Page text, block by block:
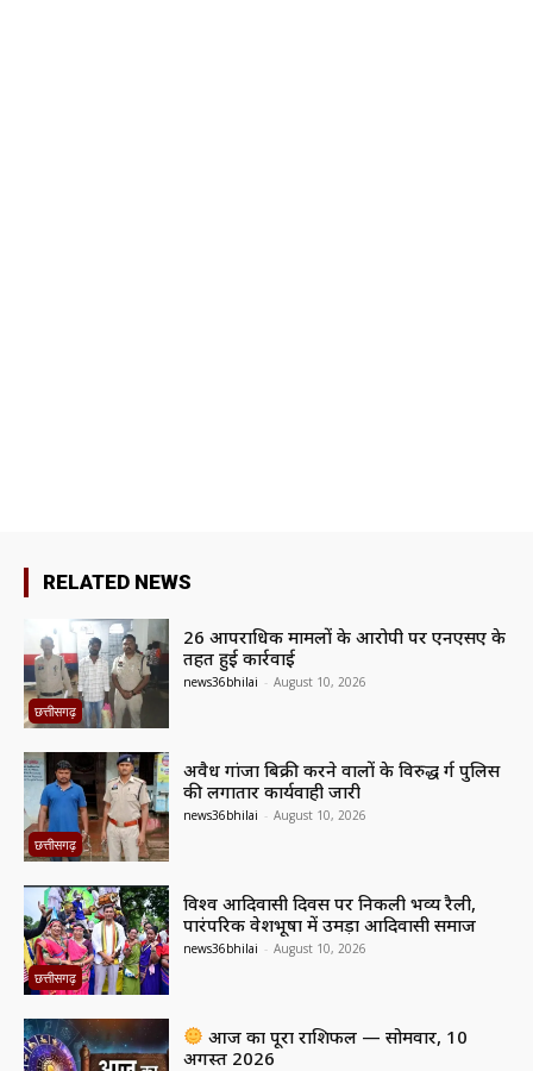
RELATED NEWS
छत्तीसगढ़
26 आपराधिक मामलों के आरोपी पर एनएसए के
तहत हुई कार्रवाई
news36bhilai - August 10, 2026
छत्तीसगढ़
अवैध गांजा बिक्री करने वालों के विरुद्ध दुर्ग पुलिस
की लगातार कार्यवाही जारी
news36bhilai - August 10, 2026
छत्तीसगढ़
विश्व आदिवासी दिवस पर निकली भव्य रैली,
पारंपरिक वेशभूषा में उमड़ा आदिवासी समाज
news36bhilai - August 10, 2026
आज का पूरा राशिफल — सोमवार, 10
अगस्त 2026